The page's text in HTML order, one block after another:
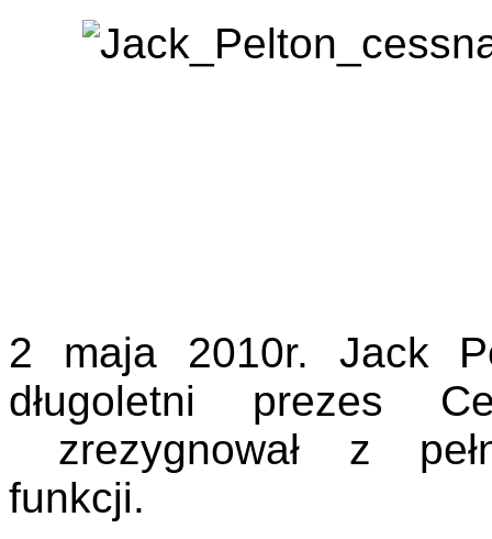
2 maja 2010r. Jack
długoletni prezes
zrezygnował z
funkcji.